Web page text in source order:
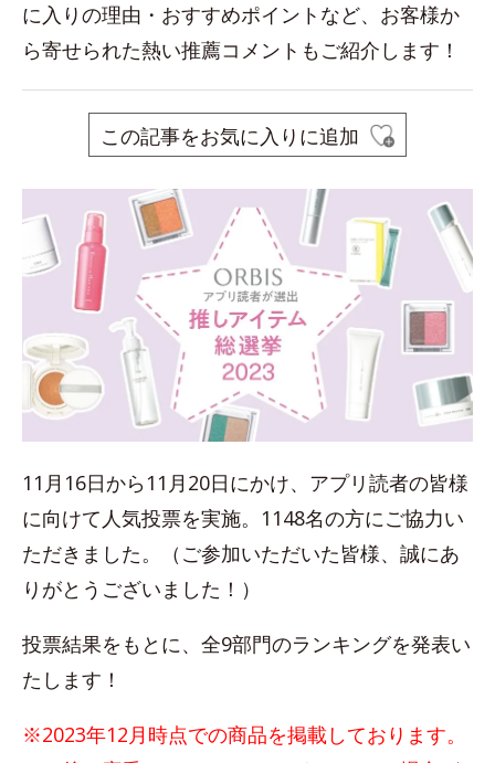
に入りの理由・おすすめポイントなど、お客様か
ら寄せられた熱い推薦コメントもご紹介します！
この記事をお気に入りに追加
11月16日から11月20日にかけ、アプリ読者の皆様
に向けて人気投票を実施。1148名の方にご協力い
ただきました。（ご参加いただいた皆様、誠にあ
りがとうございました！）
投票結果をもとに、全9部門のランキングを発表い
たします！
※2023年12月時点での商品を掲載しております。